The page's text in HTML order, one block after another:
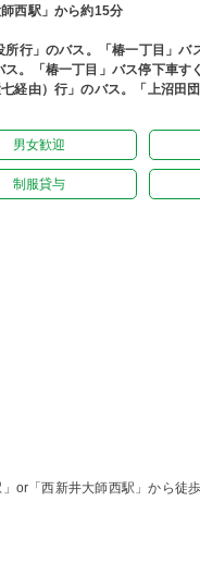
西駅」から約15分
行」のバス。「椿一丁目」バ
。「椿一丁目」バス停下車す
経由）行」のバス。「上沼田
男女歓迎
制服貸与
or「西新井大師西駅」から徒